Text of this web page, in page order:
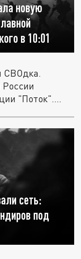
новую
в 10:01
СВОдка.
"Поток"....
сеть:
под